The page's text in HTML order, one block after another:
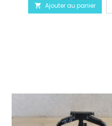
 Ajouter au panier